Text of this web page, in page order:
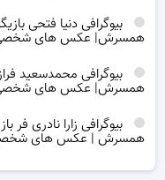
بیوگرافی دنیا فتحی
همسرش| عکس های
بیوگرافی محمدسعید
همسرش| عکس های
بیوگرافی زارا نادری فر
همسرش | عکس های